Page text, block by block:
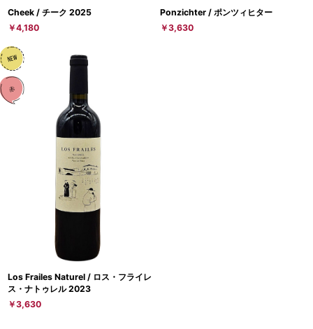
Cheek / チーク 2025
￥4,180
Ponzichter / ポンツィヒター
￥3,630
Los Frailes Naturel / ロス・フライレ
ス・ナトゥレル 2023
￥3,630